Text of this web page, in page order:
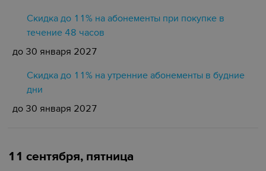
Скидка до 11% на абонементы при покупке в
течение 48 часов
до 30 января 2027
Скидка до 11% на утренние абонементы в будние
дни
до 30 января 2027
11 сентября, пятница